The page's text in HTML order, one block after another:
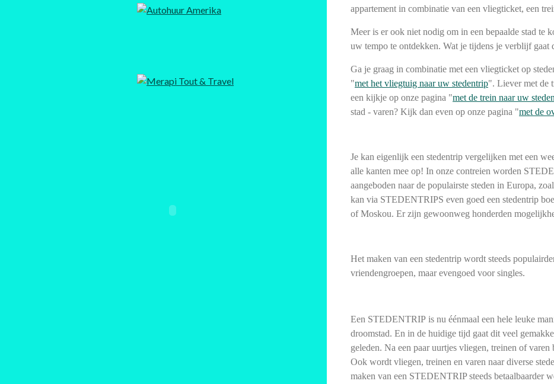
appartement in combinatie van een vliegticket, een
Meer is er ook niet nodig om in een bepaalde stad te
uw tempo te ontdekken. Wat je tijdens je verblijf gaat
Ga je graag in combinatie met een vliegticket op
"met het vliegtuig naar uw stedentrip". Liever met de
een kijkje op onze pagina "met de trein naar uw
stad - varen? Kijk dan even op onze pagina "met de
Je kan eigenlijk een stedentrip vergelijken met een
alle kanten mee op! In onze contreien worden
aangeboden naar de populairste steden in Europa,
kan via STEDENTRIPS even goed een stedentrip
of Moskou. Er zijn gewoonweg honderden
Het maken van een stedentrip wordt steeds
vriendengroepen, maar evengoed voor singles.
Een STEDENTRIP is nu éénmaal een hele leuke
droomstad. En in de huidige tijd gaat dit veel
geleden. Na een paar uurtjes vliegen, treinen of
Ook wordt vliegen, treinen en varen naar diverse
maken van een STEDENTRIP steeds betaalbaarder